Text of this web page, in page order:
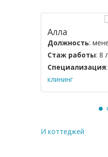
Алла
Должность:
Стаж работы: 8
Специализация:
клининг
И коттеджей